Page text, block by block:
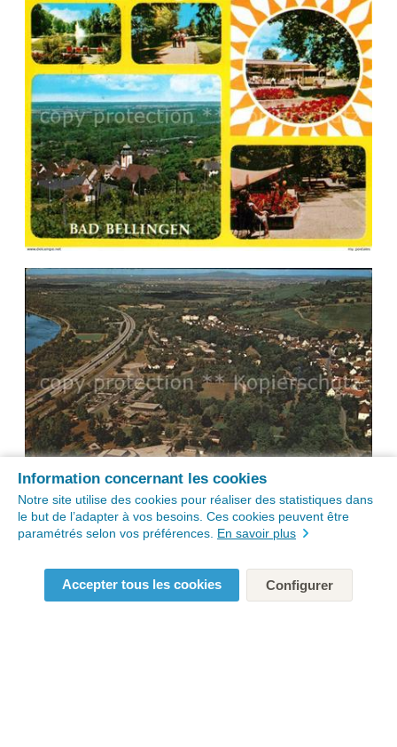
Information concernant les cookies
Notre site utilise des cookies pour réaliser des statistiques dans
le but de l’adapter à vos besoins. Ces cookies peuvent être
paramétrés selon vos préférences. En savoir plus
Accepter tous les cookies Configurer